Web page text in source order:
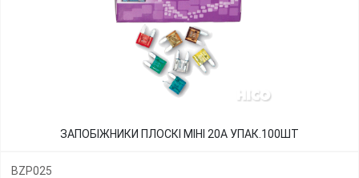
ЗАПОБІЖНИКИ ПЛОСКІ МІНІ 20А УПАК.100ШТ
BZP025